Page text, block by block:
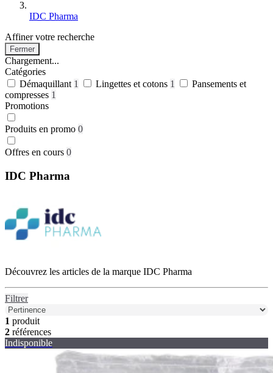
IDC Pharma
Affiner votre recherche
Fermer
Chargement...
Catégories
Démaquillant 1 Lingettes et cotons 1
Pansements et
compresses 1
Promotions
Produits en promo 0
Offres en cours 0
IDC Pharma
Découvrez les articles de la marque IDC Pharma
Filtrer
1 produit
2 références
Indisponible